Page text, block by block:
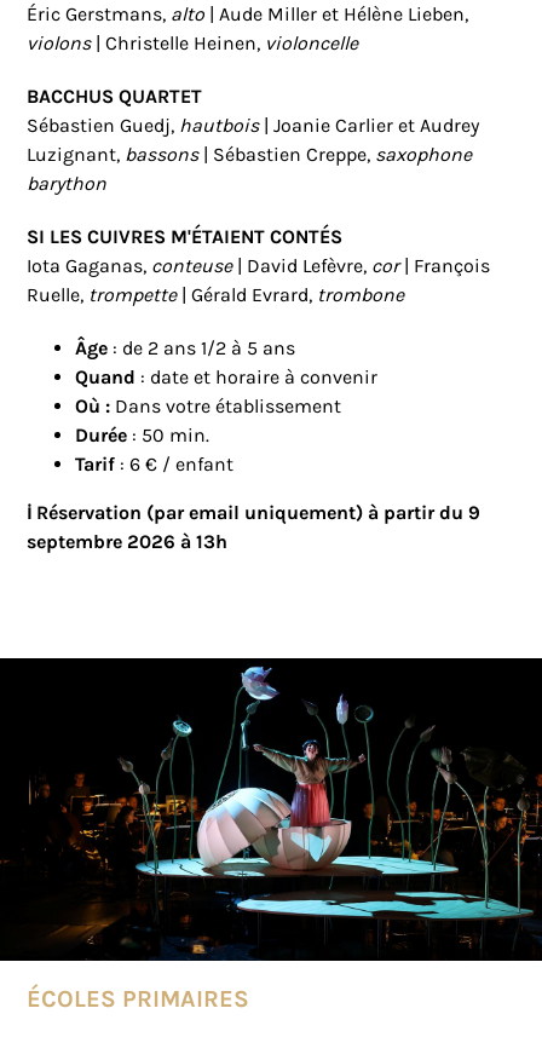
Éric Gerstmans, alto | Aude Miller et Hélène Lieben,
violons | Christelle Heinen, violoncelle
BACCHUS QUARTET
Sébastien Guedj, hautbois | Joanie Carlier et Audrey
Luzignant, bassons | Sébastien Creppe, saxophone
barython
SI LES CUIVRES M'ÉTAIENT CONTÉS
Iota Gaganas, conteuse | David Lefèvre, cor| François
Ruelle, trompette | Gérald Evrard, trombone
Âge : de 2 ans 1/2 à 5 ans
Quand : date et horaire à convenir
Où : Dans votre établissement
Durée : 50 min.
Tarif : 6 € / enfant
ℹ️ Réservation (par email uniquement) à partir du 9
septembre 2026 à 13h
ÉCOLES PRIMAIRES